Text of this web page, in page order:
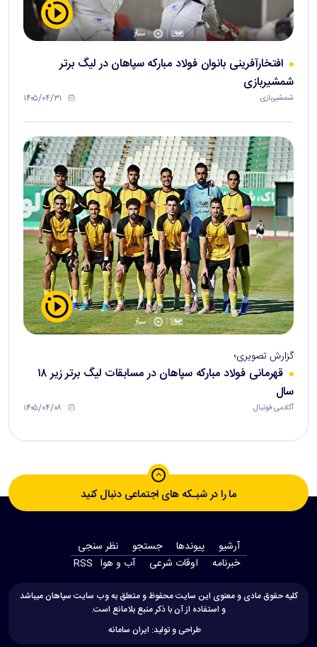
افتخارآفرینی بانوان فولاد مبارکه سپاهان در لیگ برتر
شمشیربازی
شمشیربازی ۱۴۰۵/۰۴/۳۱
گزارش تصویری؛
قهرمانی فولاد مبارکه سپاهان در مسابقات لیگ برتر زیر ۱۸
سال
آکادمی فوتبال ۱۴۰۵/۰۴/۰۸
ما را در شبـکه های اجتماعی دنبال کنید
آرشیو پیوندها جستجو
نظر سنجی
‫خبرنامه‬
اوقات شرعی آب و هوا RSS
کلیه حقوق مادی و معنوی این سایت محفوظ و متعلق به وب سایت سپاهان میباشد
و استفاده از آن با ذکر منبع بلامانع است.
طراحی و تولید: ایران سامانه